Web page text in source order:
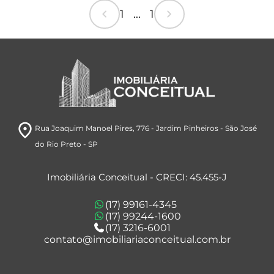
chevron_left 1 ... 1 chevron_right
room Rua Joaquim Manoel Pires, 776- Jardim Pinheiros- São José
do Rio Preto - SP
Imobiliária Conceitual - CRECI: 45.455-J
(17) 99161-4345
(17) 99244-1600
(17) 3216-6001
contato@imobiliariaconceitual.com.br